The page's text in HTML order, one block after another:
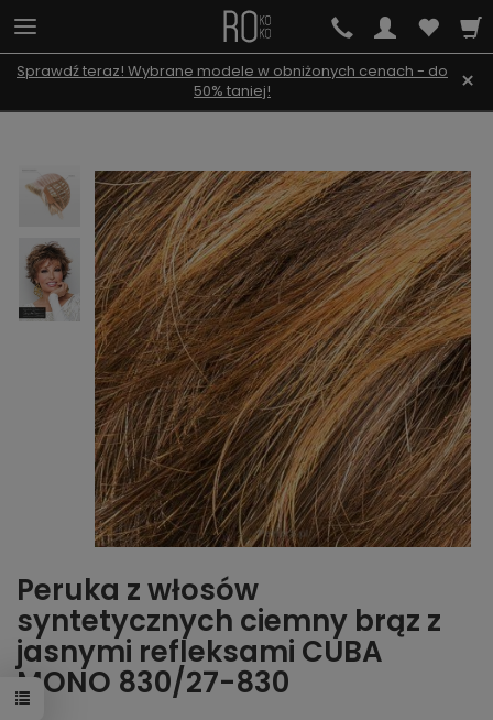
Sprawdź teraz! Wybrane modele w obniżonych cenach - do
50% taniej!
×
Peruka z włosów
syntetycznych ciemny brąz z
jasnymi refleksami CUBA
MONO 830/27-830